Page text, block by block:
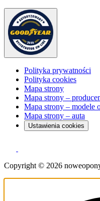
Polityka prywatności
Polityka cookies
Mapa strony
Mapa strony –
Mapa strony – modele
Mapa strony – auta
Ustawienia cookies
Copyright © 2026